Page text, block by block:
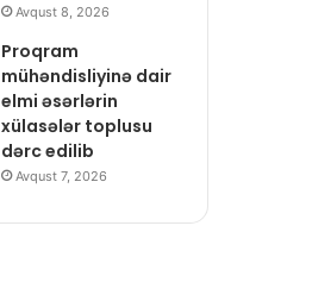
Avqust 8, 2026
Proqram
mühəndisliyinə dair
elmi əsərlərin
xülasələr toplusu
dərc edilib
Avqust 7, 2026